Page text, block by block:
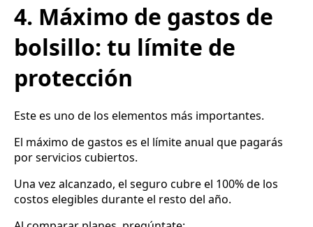
4. Máximo de gastos de
bolsillo: tu límite de
protección
Este es uno de los elementos más importantes.
El máximo de gastos es el límite anual que pagarás
por servicios cubiertos.
Una vez alcanzado, el seguro cubre el 100% de los
costos elegibles durante el resto del año.